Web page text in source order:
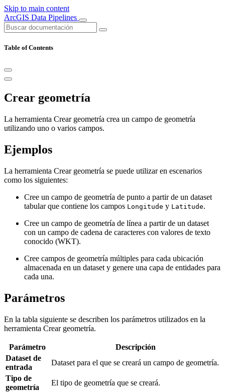
Skip to main content
ArcGIS Data Pipelines
Table of Contents
Crear geometría
La herramienta Crear geometría crea un campo de geometría
utilizando uno o varios campos.
Ejemplos
La herramienta Crear geometría se puede utilizar en escenarios
como los siguientes:
Cree un campo de geometría de punto a partir de un dataset
tabular que contiene los campos Longitude y Latitude.
Cree un campo de geometría de línea a partir de un dataset
con un campo de cadena de caracteres con valores de texto
conocido (WKT).
Cree campos de geometría múltiples para cada ubicación
almacenada en un dataset y genere una capa de entidades para
cada una.
Parámetros
En la tabla siguiente se describen los parámetros utilizados en la
herramienta Crear geometría.
Parámetro
Descripción
Dataset de
entrada
Dataset para el que se creará un campo de geometría.
Tipo de
geometría
El tipo de geometría que se creará.